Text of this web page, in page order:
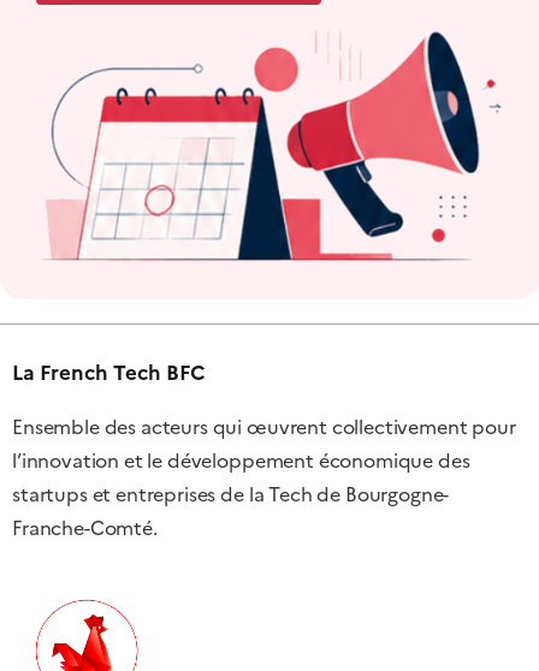
La French Tech BFC
Ensemble des acteurs qui œuvrent collectivement pour
l’innovation et le développement économique des
startups et entreprises de la Tech de Bourgogne-
Franche-Comté.